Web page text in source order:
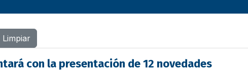
Limpiar
con la presentación de 12 novedades